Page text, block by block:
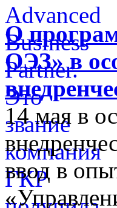
О
ОЭЗ» в
14 мая в
ввод в